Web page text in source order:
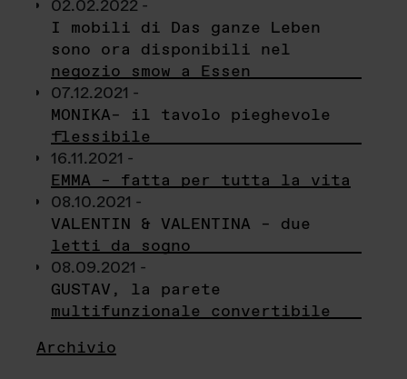
02.02.2022 -
I mobili di Das ganze Leben
sono ora disponibili nel
negozio smow a Essen
07.12.2021 -
MONIKA– il tavolo pieghevole
flessibile
16.11.2021 -
EMMA – fatta per tutta la vita
08.10.2021 -
VALENTIN & VALENTINA – due
letti da sogno
08.09.2021 -
GUSTAV, la parete
multifunzionale convertibile
Archivio